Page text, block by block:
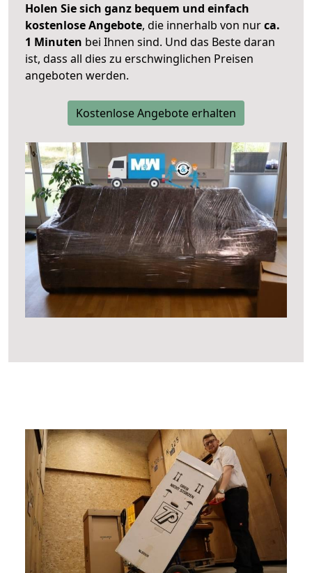
Holen Sie sich ganz bequem und einfach
kostenlose Angebote, die innerhalb von nurca.
1 Minuten bei Ihnen sind. Und das Beste daran
ist, dass all dies zu erschwinglichen Preisen
angeboten werden.
Kostenlose Angebote erhalten